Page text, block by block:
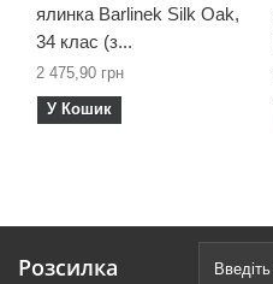
ялинка Barlinek Silk Oak,
34 клас (з...
2 475,90 грн
У Кошик
Розсилка